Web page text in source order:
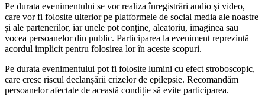
Pe durata evenimentului se vor realiza înregistrări audio şi video,
care vor fi folosite ulterior pe platformele de social media ale noastre
și ale partenerilor, iar unele pot conține, aleatoriu, imaginea sau
vocea persoanelor din public. Participarea la eveniment reprezintă
acordul implicit pentru folosirea lor în aceste scopuri.
Pe durata evenimentului pot fi folosite lumini cu efect stroboscopic,
care cresc riscul declanșării crizelor de epilepsie. Recomandăm
persoanelor afectate de această condiție să evite participarea.